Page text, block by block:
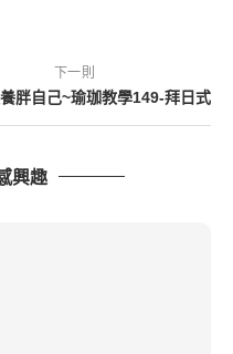
下一則
胖自己~瑜珈教學149-拜日式
興趣